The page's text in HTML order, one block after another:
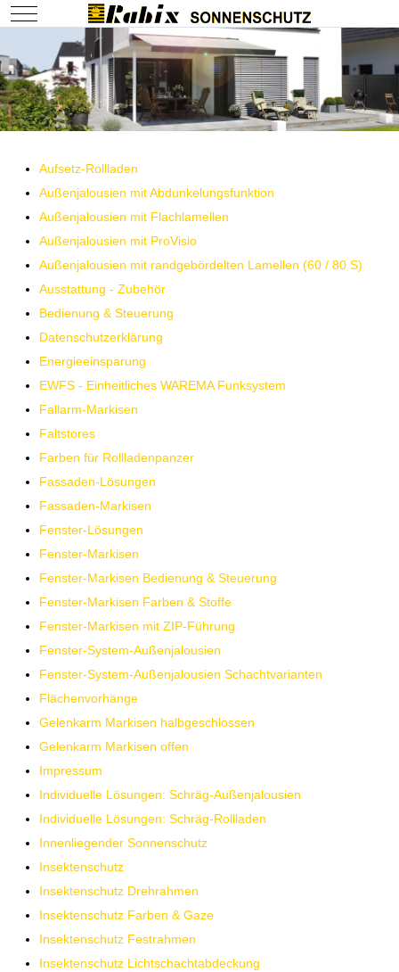
Mobile Menu Toggle
Aufsetz-Rollladen
Außenjalousien mit Abdunkelungsfunktion
Außenjalousien mit Flachlamellen
Außenjalousien mit ProVisio
Außenjalousien mit randgebördelten Lamellen (60 / 80 S)
Ausstattung - Zubehör
Bedienung & Steuerung
Datenschutzerklärung
Energieeinsparung
EWFS - Einheitliches WAREMA Funksystem
Fallarm-Markisen
Faltstores
Farben für Rollladenpanzer
Fassaden-Lösungen
Fassaden-Markisen
Fenster-Lösungen
Fenster-Markisen
Fenster-Markisen Bedienung & Steuerung
Fenster-Markisen Farben & Stoffe
Fenster-Markisen mit ZIP-Führung
Fenster-System-Außenjalousien
Fenster-System-Außenjalousien Schachtvarianten
Flächenvorhänge
Gelenkarm Markisen halbgeschlossen
Gelenkarm Markisen offen
Impressum
Individuelle Lösungen: Schräg-Außenjalousien
Individuelle Lösungen: Schräg-Rollladen
Innenliegender Sonnenschutz
Insektenschutz
Insektenschutz Drehrahmen
Insektenschutz Farben & Gaze
Insektenschutz Festrahmen
Insektenschutz Lichtschachtabdeckung